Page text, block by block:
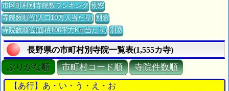
市区町村別寺院数ランキング 別窓
寺院数順位(人口10万人当たり) 別窓
寺院数順位(面積100平方Km当たり) 別窓
長野県の市町村別寺院一覧表(1,555カ寺)
ぶりがな順 市町村コード順 寺院件数順
【あ行】あ・い・う・え・お